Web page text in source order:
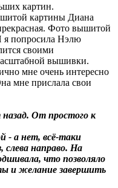
картин.
картины Диана
Фото вышитой
я попросила Нэлю
своими
вышивки.
мне очень интересно
мне прислала свои
назад. От простого к
- а нет, всё-таки
слева направо. На
что позволяло
и желание завершить